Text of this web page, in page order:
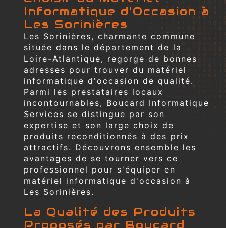
Informatique d'Occasion à
Les Sorinières
Les Sorinières, charmante commune
située dans le département de la
Loire-Atlantique, regorge de bonnes
adresses pour trouver du matériel
informatique d'occasion de qualité.
Parmi les prestataires locaux
incontournables, Boucard Informatique
Services se distingue par son
expertise et son large choix de
produits reconditionnés à des prix
attractifs. Découvrons ensemble les
avantages de se tourner vers ce
professionnel pour s'équiper en
matériel informatique d'occasion à
Les Sorinières.
La Qualité des Produits
Proposés par Boucard